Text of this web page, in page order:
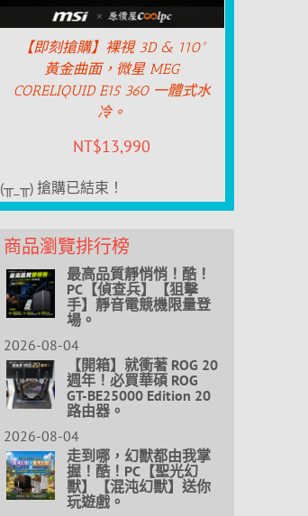
【即刻搶購】裸視 3D & 110°
黃金曲面，微星 MEG
CORELIQUID E15 360 一體式水
冷。
NT$13,990
(╥_╥) 搶購已結束！
商品瀏覽排行榜
最高品質靜悄悄！酷！
PC【偵查兵】【狙擊
手】靜音電競機限量登
場。
2026-08-04
【開箱】就衝著 ROG 20
週年！必買華碩 ROG
GT-BE25000 Edition 20
路由器。
2026-08-04
走到哪，幻獸都由我掌
握！酷！PC【聖光幻
獸】【混沌幻獸】送你
玩遊戲。